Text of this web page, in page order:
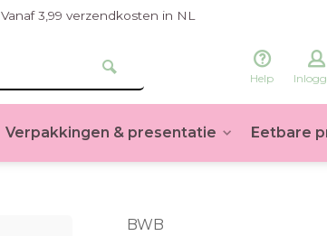
Vanaf 3,99 verzendkosten in NL
Help
Verpakkingen & presentatie Eetbare
BWB